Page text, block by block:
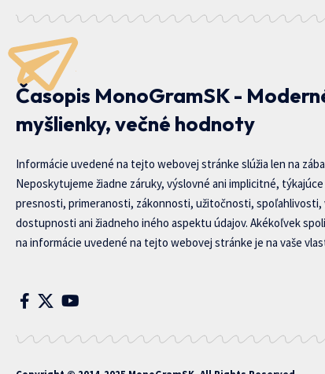
Časopis MonoGramSK -
myšlienky, večné hodnoty
Informácie uvedené na tejto webovej stránke slúžia len na
Neposkytujeme žiadne záruky, výslovné ani implicitné,
presnosti, primeranosti, zákonnosti, užitočnosti, spoľahlivosti,
dostupnosti ani žiadneho iného aspektu údajov. Akékoľvek
na informácie uvedené na tejto webovej stránke je na vaše